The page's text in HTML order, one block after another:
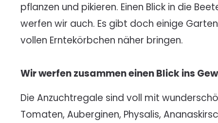
pflanzen und pikieren. Einen Blick in die
werfen wir auch. Es gibt doch einige
vollen Erntekörbchen näher bringen.
Wir werfen zusammen einen Blick ins
Die Anzuchtregale sind voll mit
Tomaten, Auberginen, Physalis,